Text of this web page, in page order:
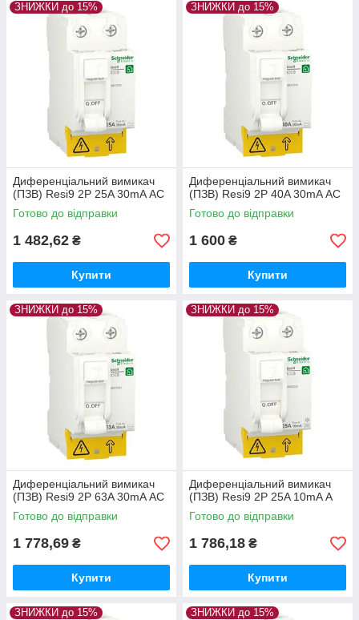
ЗНИЖКИ до 15%
Диференціальний вимикач
(ПЗВ) Resi9 2P 25A 30mA АС
Готово до відправки
1 482,62 ₴
Купити
ЗНИЖКИ до 15%
Диференціальний вимикач
(ПЗВ) Resi9 2P 40A 30mA АС
Готово до відправки
1 600 ₴
Купити
ЗНИЖКИ до 15%
Диференціальний вимикач
(ПЗВ) Resi9 2P 63A 30mA АС
Готово до відправки
1 778,69 ₴
Купити
ЗНИЖКИ до 15%
Диференціальний вимикач
(ПЗВ) Resi9 2P 25A 10mA А
Готово до відправки
1 786,18 ₴
Купити
ЗНИЖКИ до 15% ЗНИЖКИ до 15%